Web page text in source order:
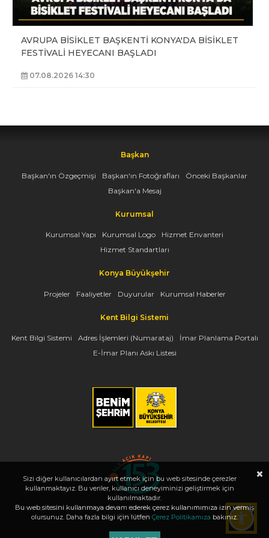
AVRUPA BİSİKLET BAŞKENTİ KONYA'DA BİSİKLET
FESTİVALİ HEYECANI BAŞLADI
07.08.2026 14:30
Başkan
Başkan'ın Özgeçmişi Başkan'ın Fotoğrafları
Önceki Başkanlar
Başkan'a Mesaj
Kurumsal
Kurumsal Yapı Kurumsal Logo
Hizmet Envanteri
Hizmet Standartları
Konya Büyükşehir
Projeler Faaliyetler Duyurular Kurumsal Haberler
Kent Bilgi Sistemi
Kent Bilgi Sistemi Adres İşlemleri (Numarataj)
İmar Planlama Portalı
E-İmar Planı Askı Listesi
Copyright 2026, www.konya.bel.tr - Tüm Hakları Saklıdır - Bilgi İşlem Dairesi
Başkanlığı
Sizi diğer kullanıcılardan ayırt etmek için bu web sitesinde çerezler
kullanmaktayız. Bu veriler, kullanıcı deneyiminizi geliştirmek için
kullanılmaktadır.
Bu web sitesini kullanmaya devam ederek çerez kullanımımıza izin vermiş
olursunuz. Daha fazla bilgi için lütfen Çerez Politikamıza bakınız.